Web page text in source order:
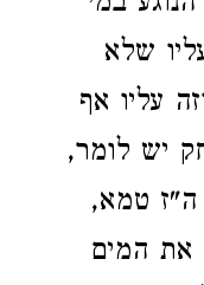
שלא
עליו אף
יש לומר,
ה"ז טמא,
את המים